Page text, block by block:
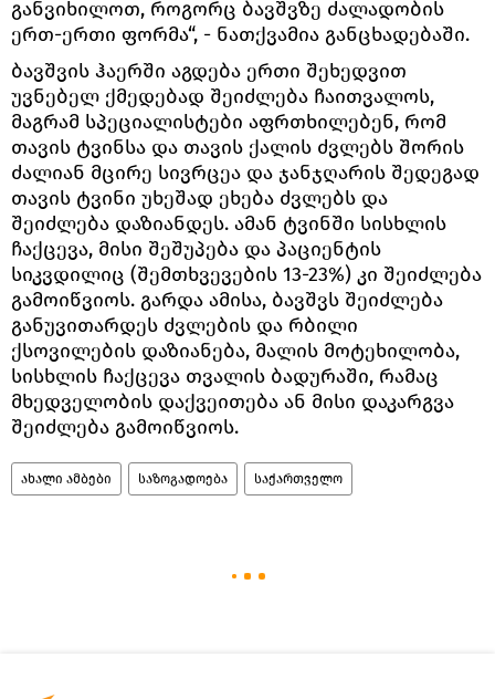
განვიხილოთ, როგორც ბავშვზე ძალადობის
ერთ-ერთი ფორმა“, - ნათქვამია განცხადებაში.
ბავშვის ჰაერში აგდება ერთი შეხედვით
უვნებელ ქმედებად შეიძლება ჩაითვალოს,
მაგრამ სპეციალისტები აფრთხილებენ, რომ
თავის ტვინსა და თავის ქალის ძვლებს შორის
ძალიან მცირე სივრცეა და ჯანჯღარის შედეგად
თავის ტვინი უხეშად ეხება ძვლებს და
შეიძლება დაზიანდეს. ამან ტვინში სისხლის
ჩაქცევა, მისი შეშუპება და პაციენტის
სიკვდილიც (შემთხვევების 13-23%) კი შეიძლება
გამოიწვიოს. გარდა ამისა, ბავშვს შეიძლება
განუვითარდეს ძვლების და რბილი
ქსოვილების დაზიანება, მალის მოტეხილობა,
სისხლის ჩაქცევა თვალის ბადურაში, რამაც
მხედველობის დაქვეითება ან მისი დაკარგვა
შეიძლება გამოიწვიოს.
ახალი ამბები საზოგადოება საქართველო